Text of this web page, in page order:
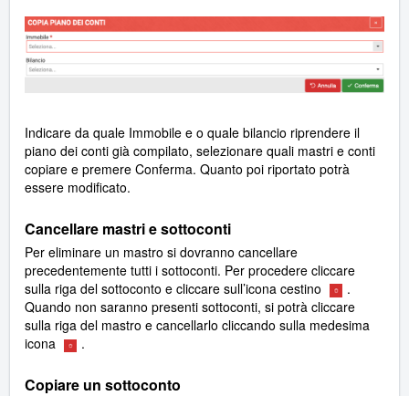
Indicare da quale Immobile e o quale bilancio riprendere il
piano dei conti già compilato, selezionare quali mastri e conti
copiare e premere Conferma. Quanto poi riportato potrà
essere modificato.
Cancellare mastri e sottoconti
Per eliminare un mastro si dovranno cancellare
precedentemente tutti i sottoconti. Per procedere cliccare
sulla riga del sottoconto e cliccare sull’icona cestino
.
Quando non saranno presenti sottoconti, si potrà cliccare
sulla riga del mastro e cancellarlo cliccando sulla medesima
icona
.
Copiare un sottoconto